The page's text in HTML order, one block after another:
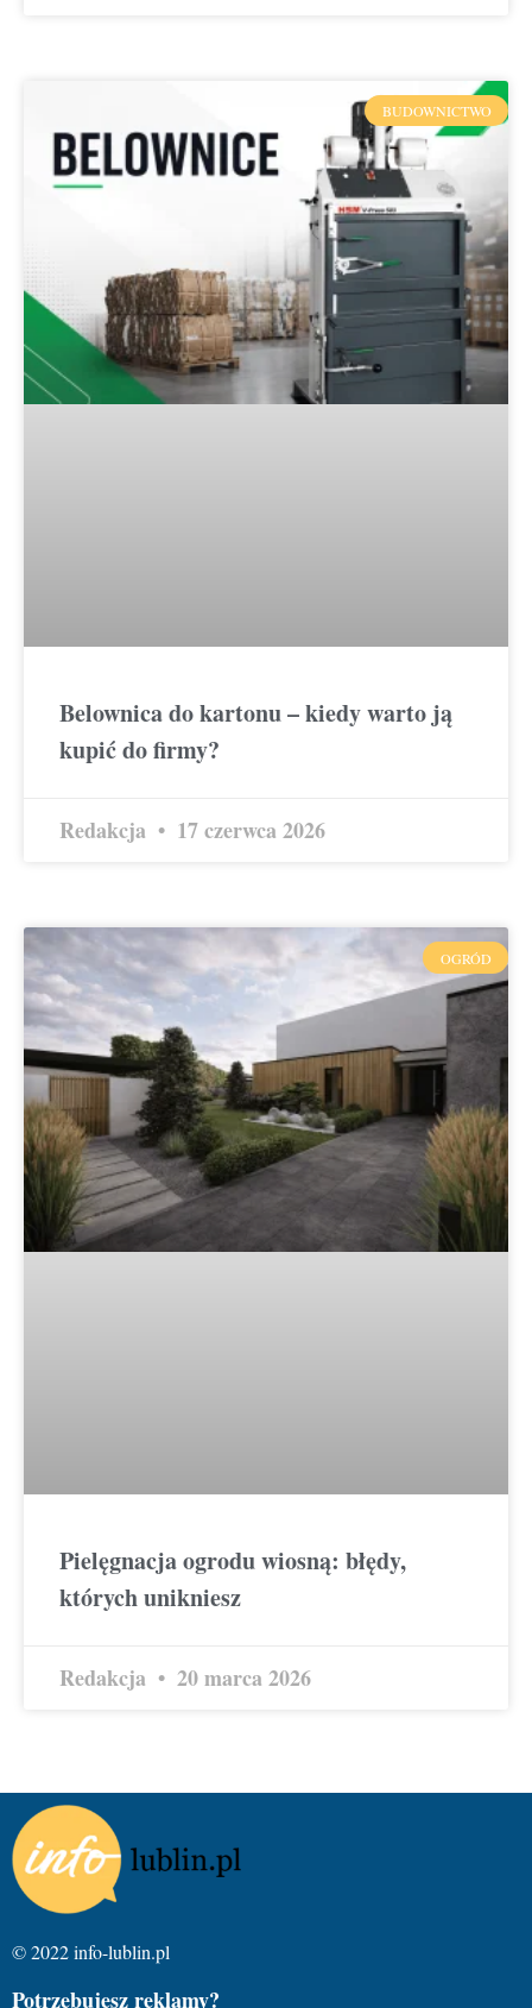
BUDOWNICTWO
Belownica do kartonu – kiedy warto ją
kupić do firmy?
Redakcja 17 czerwca 2026
OGRÓD
Pielęgnacja ogrodu wiosną: błędy,
których unikniesz
Redakcja 20 marca 2026
© 2022 info-lublin.pl
Potrzebujesz reklamy?